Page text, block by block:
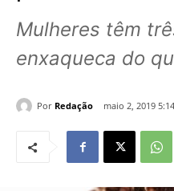
Mulheres têm
enxaqueca do
Por Redação maio 2, 2019